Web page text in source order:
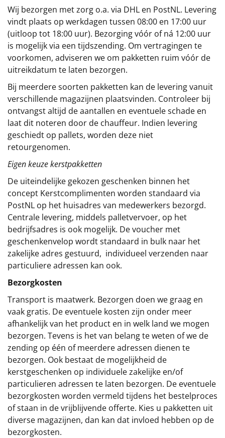
Wij bezorgen met zorg o.a. via DHL en PostNL. Levering
vindt plaats op werkdagen tussen 08:00 en 17:00 uur
(uitloop tot 18:00 uur). Bezorging vóór of ná 12:00 uur
is mogelijk via een tijdszending. Om vertragingen te
voorkomen, adviseren we om pakketten ruim vóór de
uitreikdatum te laten bezorgen.
Bij meerdere soorten pakketten kan de levering vanuit
verschillende magazijnen plaatsvinden. Controleer bij
ontvangst altijd de aantallen en eventuele schade en
laat dit noteren door de chauffeur. Indien levering
geschiedt op pallets, worden deze niet
retourgenomen.
Eigen keuze kerstpakketten
De uiteindelijke gekozen geschenken binnen het
concept Kerstcomplimenten worden standaard via
PostNL op het huisadres van medewerkers bezorgd.
Centrale levering, middels palletvervoer, op het
bedrijfsadres is ook mogelijk. De voucher met
geschenkenvelop wordt standaard in bulk naar het
zakelijke adres gestuurd, individueel verzenden naar
particuliere adressen kan ook.
Bezorgkosten
Transport is maatwerk. Bezorgen doen we graag en
vaak gratis. De eventuele kosten zijn onder meer
afhankelijk van het product en in welk land we mogen
bezorgen. Tevens is het van belang te weten of we de
zending op één of meerdere adressen dienen te
bezorgen. Ook bestaat de mogelijkheid de
kerstgeschenken op individuele zakelijke en/of
particulieren adressen te laten bezorgen. De eventuele
bezorgkosten worden vermeld tijdens het bestelproces
of staan in de vrijblijvende offerte. Kies u pakketten uit
diverse magazijnen, dan kan dat invloed hebben op de
bezorgkosten.